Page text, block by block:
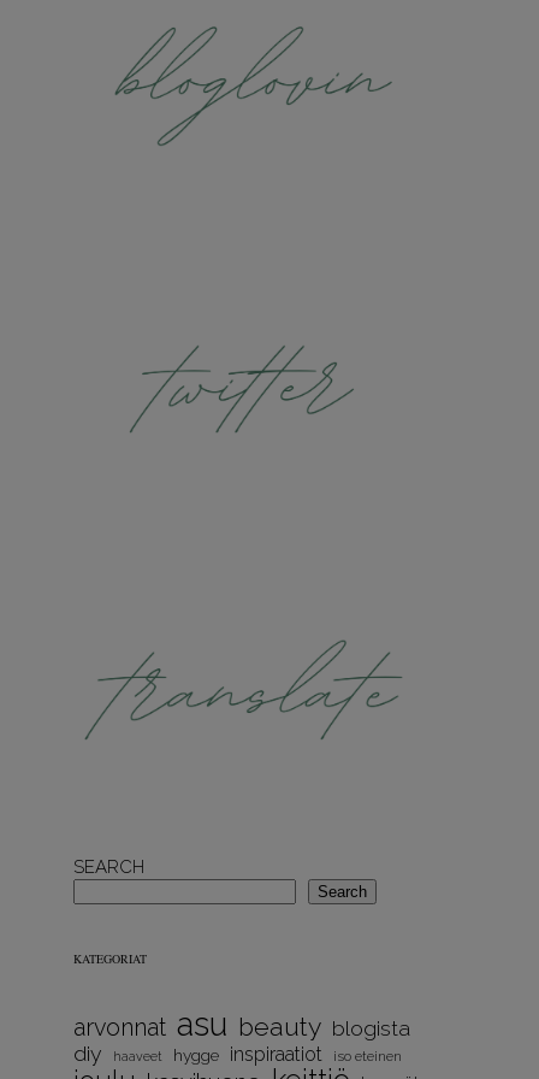
SEARCH
Search
KATEGORIAT
arvonnat asu beauty blogista
diy haaveet hygge inspiraatiot iso eteinen